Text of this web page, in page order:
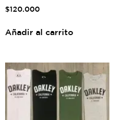
$120.000
Añadir al carrito